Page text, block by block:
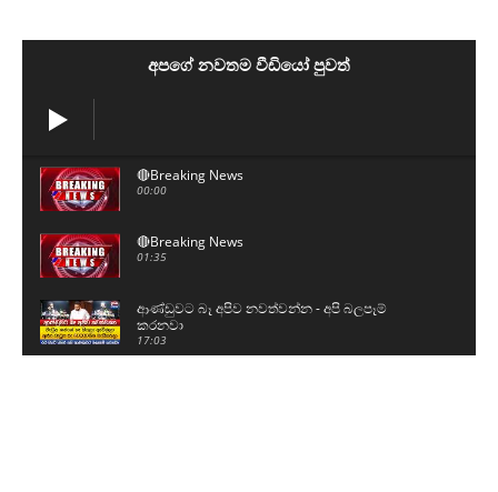
අපගේ නවතම වීඩියෝ පුවත්
🔴Breaking News
00:00
🔴Breaking News
01:35
ආණ්ඩුවට බෑ අපිව නවත්වන්න - අපි බලපෑම්
කරනවා
17:03